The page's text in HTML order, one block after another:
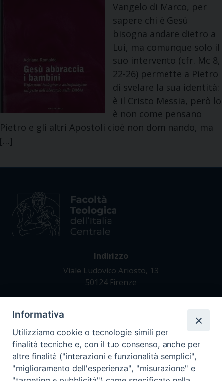
Vangelo di Marco, per
sapere chi è Gesù
bisogna andare dietro a
Lui, ma comunque solo il
suo intervento (cfr. Mc 8,
22-26) permette a Pietro
di svelare la sua identità:
è il Cristo Messia, però lo
è non come pensano
Pietro e gli altri Apostoli cioè non dominando, ma
[…]
Indirizzo
Viale Ludovico Ariosto, 13
50124 Firenze
Tel. +39 055 42 82 21
segreteria@teofir.it
www.teofir.it
Informativa
Utilizziamo cookie o tecnologie simili per
finalità tecniche e, con il tuo consenso, anche per
altre finalità ("interazioni e funzionalità semplici",
"miglioramento dell'esperienza", "misurazione" e